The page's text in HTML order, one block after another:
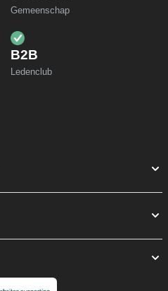
Gemeenschap
B2B
Ledenclub